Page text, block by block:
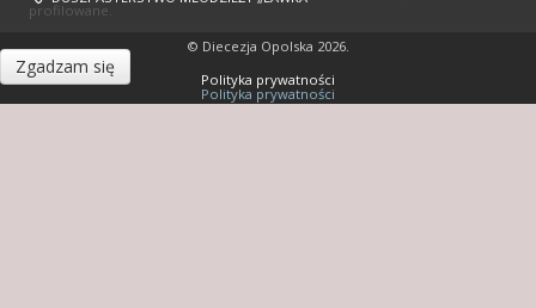
© Diecezja Opolska 2026.
Polityka prywatności
profilowane.
Zgadzam się
Polityka prywatności